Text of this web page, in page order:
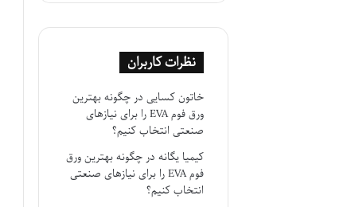
نظرات کاربران
خاتون کسایی درچگونه بهترین
ورق فوم EVA را برای نیازهای
صنعتی انتخاب کنیم؟
کیمیا یگانه درچگونه بهترین ورق
فوم EVA را برای نیازهای صنعتی
انتخاب کنیم؟